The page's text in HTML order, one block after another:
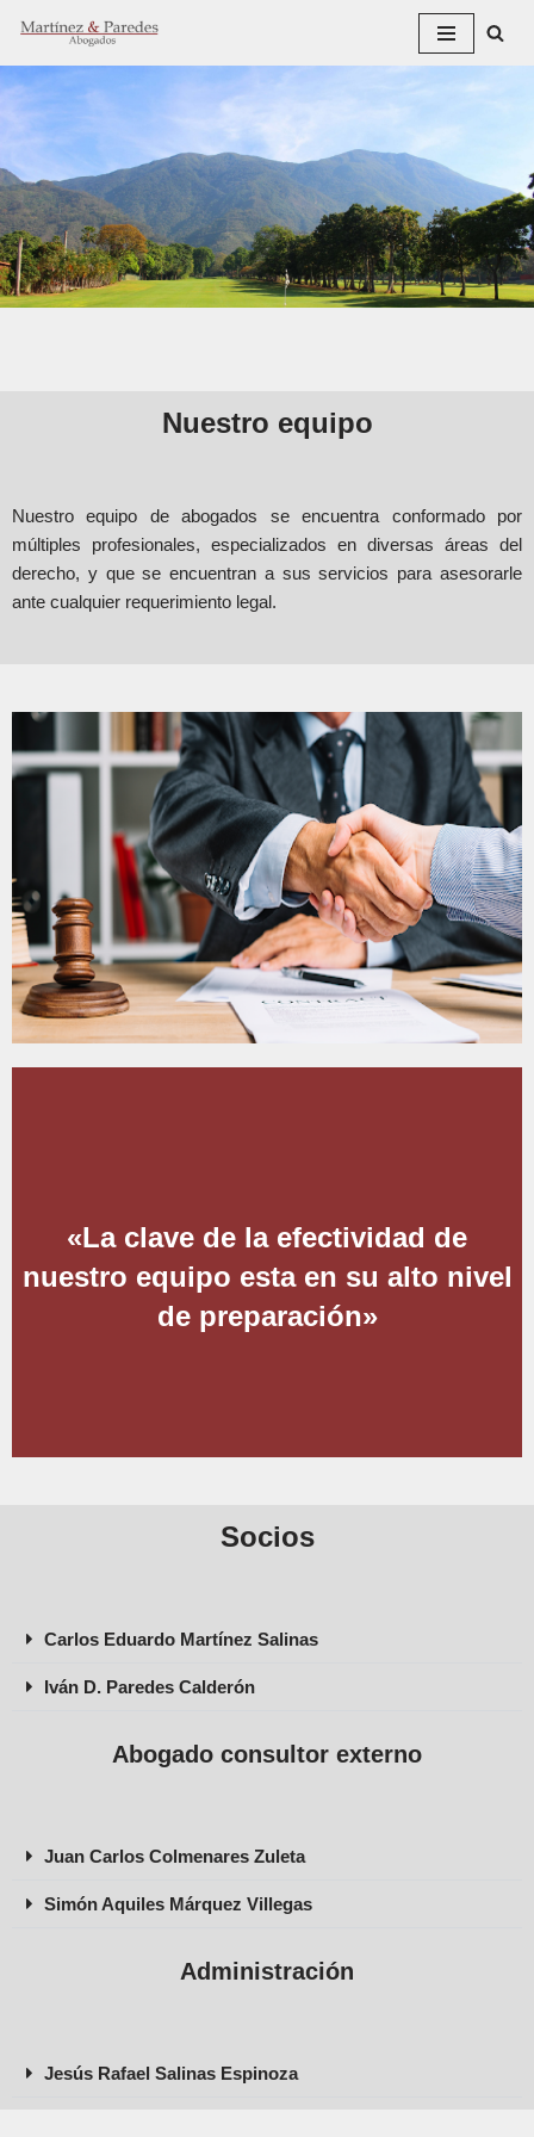
Saltar
al
Nuestro equipo
Nuestro equipo de abogados se encuentra conformado por
múltiples profesionales, especializados en diversas áreas del
derecho, y que se encuentran a sus servicios para asesorarle
ante cualquier requerimiento legal.
«La clave de la efectividad de
nuestro equipo esta en su alto nivel
de preparación»
Socios
Carlos Eduardo Martínez Salinas
Iván D. Paredes Calderón
Abogado consultor externo
Juan Carlos Colmenares Zuleta
Simón Aquiles Márquez Villegas
Administración
Jesús Rafael Salinas Espinoza